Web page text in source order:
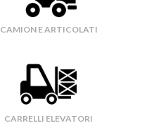
CAMION E ARTICOLATI
CARRELLI ELEVATORI